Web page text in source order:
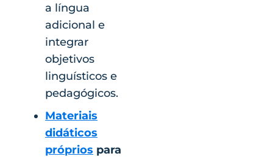
a língua
adicional e
integrar
objetivos
linguísticos e
pedagógicos.
Materiais
didáticos
próprios para